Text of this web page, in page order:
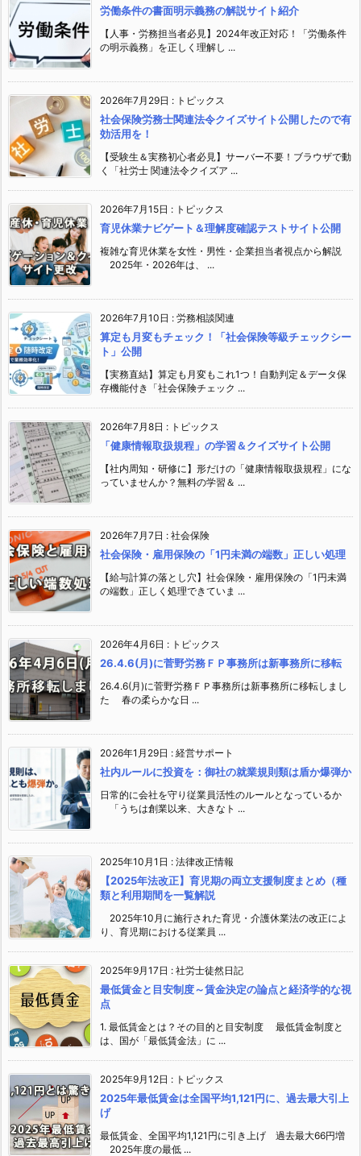
労働条件の書面明示義務の解説サイト紹介
【人事・労務担当者必見】2024年改正対応！「労働条件
の明示義務」を正しく理解し ...
2026年7月29日 : トピックス
社会保険労務士関連法令クイズサイト公開したので有
効活用を！
【受験生＆実務初心者必見】サーバー不要！ブラウザで動
く「社労士 関連法令クイズア ...
2026年7月15日 : トピックス
育児休業ナビゲート＆理解度確認テストサイト公開
複雑な育児休業を女性・男性・企業担当者視点から解説
2025年・2026年は、 ...
2026年7月10日 : 労務相談関連
算定も月変もチェック！「社会保険等級チェックシー
ト」公開
【実務直結】算定も月変もこれ1つ！自動判定＆データ保
存機能付き「社会保険チェック ...
2026年7月8日 : トピックス
「健康情報取扱規程」の学習＆クイズサイト公開
【社内周知・研修に】形だけの「健康情報取扱規程」にな
っていませんか？無料の学習＆ ...
2026年7月7日 : 社会保険
社会保険・雇用保険の「1円未満の端数」正しい処理
【給与計算の落とし穴】社会保険・雇用保険の「1円未満
の端数」正しく処理できていま ...
2026年4月6日 : トピックス
26.4.6(月)に菅野労務ＦＰ事務所は新事務所に移転
26.4.6(月)に菅野労務ＦＰ事務所は新事務所に移転しまし
た 春の柔らかな日 ...
2026年1月29日 : 経営サポート
社内ルールに投資を：御社の就業規則類は盾か爆弾か
日常的に会社を守り従業員活性のルールとなっているか
「うちは創業以来、大きなト ...
2025年10月1日 : 法律改正情報
【2025年法改正】育児期の両立支援制度まとめ（種
類と利用期間を一覧解説
2025年10月に施行された育児・介護休業法の改正によ
り、育児期における従業員 ...
2025年9月17日 : 社労士徒然日記
最低賃金と目安制度～賃金決定の論点と経済学的な視
点
1. 最低賃金とは？その目的と目安制度 最低賃金制度と
は、国が「最低賃金法」に ...
2025年9月12日 : トピックス
2025年最低賃金は全国平均1,121円に、過去最大引上
げ
最低賃金、全国平均1,121円に引き上げ 過去最大66円増
2025年度の最低 ...